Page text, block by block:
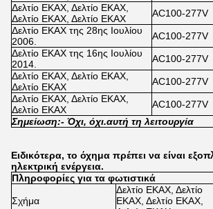
Δελτίο ΕΚΑΧ, Δελτίο ΕΚΑΧ,
Δελτίο ΕΚΑΧ, Δελτίο ΕΚΑΧ
AC100-277V
Δελτίο ΕΚΑΧ της 28ης Ιουλίου
2006.
AC100-277V
Δελτίο ΕΚΑΧ της 16ης Ιουλίου
2014.
AC100-277V
Δελτίο ΕΚΑΧ, Δελτίο ΕΚΑΧ,
Δελτίο ΕΚΑΧ
AC100-277V
Δελτίο ΕΚΑΧ, Δελτίο ΕΚΑΧ,
Δελτίο ΕΚΑΧ
AC100-277V
Σημείωση:- Όχι, όχι.αυτή τη λειτουργία
Ειδικότερα, το όχημα πρέπει να είναι
ηλεκτρική ενέργεια.
Πληροφορίες για τα φωτιστικά
Σχήμα
Δελτίο ΕΚΑΧ, Δελτίο
ΕΚΑΧ, Δελτίο ΕΚΑΧ,